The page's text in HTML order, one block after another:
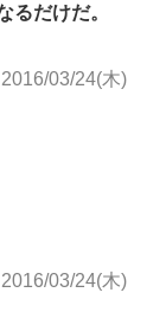
るだけだ。
2016/03/24(木)
2016/03/24(木)